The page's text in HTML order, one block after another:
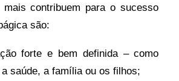
contribuem para o sucesso
são:
forte e bem definida – como
saúde, a família ou os filhos;